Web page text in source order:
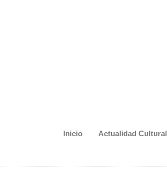
Inicio Actualidad Cultural